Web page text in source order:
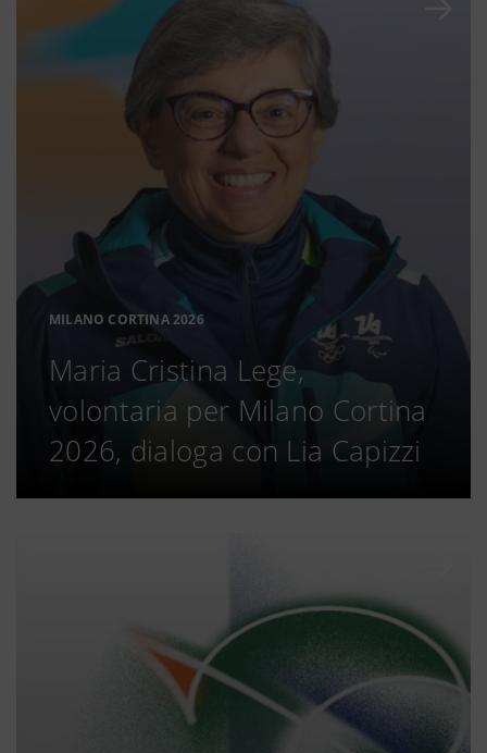
MILANO CORTINA 2026
Maria Cristina Lege,
volontaria per Milano Cortina
2026, dialoga con Lia Capizzi